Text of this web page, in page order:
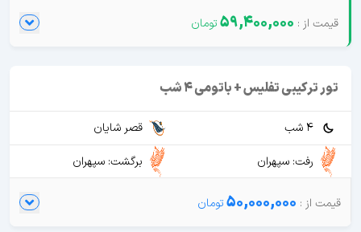
59,400,000
تور ترکیبی تفلیس + باتومی 4 شب
4 شب
قصر شایان
رفت: سپهران
برگشت: سپهران
50,000,000